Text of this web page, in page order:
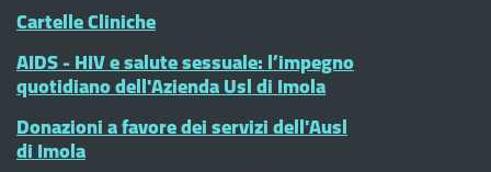
Cartelle Cliniche
AIDS - HIV e salute sessuale: l’impegno
quotidiano dell'Azienda Usl di Imola
Donazioni a favore dei servizi dell'Ausl
di Imola